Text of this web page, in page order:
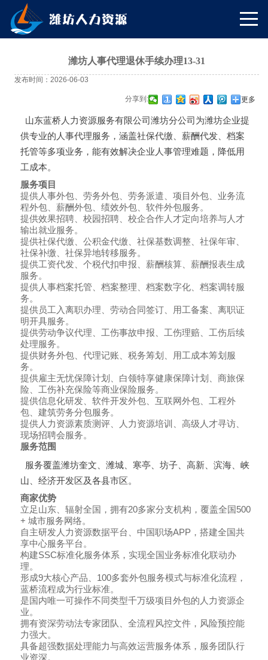
潍坊人事代理退休手续办理13-31
发布时间：2026-06-03
分享到: 更多
山东蓝桥人力资源服务有限公司潍坊分公司为潍坊企业提
供专业的人事代理服务，涵盖社保代缴、薪酬代发、档案
托管等多项业务，能有效解决企业人事管理难题，降低用
工成本。
服务项目
提供人事外包、劳务外包、劳务派遣、项目外包、业务流
程外包、薪酬外包、绩效外包、软件外包服务。
提供效果招聘、校园招聘、校企合作人才定向培养与人才
输出就业服务。
提供社保代缴、公积金代缴、社保基数调整、社保年审、
社保补缴、社保异地转移服务。
提供工资代发、个税代扣申报、薪酬核算、薪酬报表生成
服务。
提供人事档案托管、档案整理、档案数字化、档案调转服
务。
提供员工入离职办理、劳动合同签订、用工备案、离职证
明开具服务。
提供劳动争议代理、工伤事故申报、工伤理赔、工伤后续
处理服务。
提供财务外包、代理记账、税务筹划、用工成本筹划服
务。
提供雇主无忧保障计划、白领特享健康保障计划、商旅保
险、工伤补充保险等商业保险服务。
提供信息化研发、软件开发外包、互联网外包、工程外
包、建筑劳务分包服务。
提供人力资源素质测评、人力资源培训、高级人才寻访、
现场招聘会服务。
服务范围
服务覆盖潍坊奎文、潍城、寒亭、坊子、高新、滨海、峡
山、经济开发区及各县市区。
商家优势
立足山东、辐射全国，拥有20多家分支机构，覆盖全国500
+ 城市服务网络。
自主研发人力资源数据平台、中国职场APP，搭建全国共
享中心服务平台。
构建SSC标准化服务体系，实现全国业务标准化联动办
理。
形成9大核心产品、100多套外包服务模式与标准化流程，
蓝桥流程成为行业标准。
是国内唯一可操作不同类型千万级项目外包的人力资源企
业。
拥有资深劳动法专家团队、全流程风控文件，风险预控能
力强大。
具备超强数据处理能力与高效运营服务体系，服务团队行
业资深。